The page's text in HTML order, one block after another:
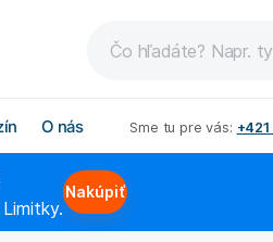
schudnúť
O nás
KetoDiet
Sme tu pre vás:
Nakúpiť